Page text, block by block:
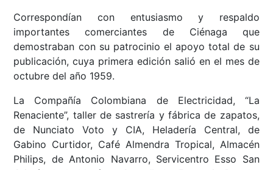
Correspondían con entusiasmo y respaldo
importantes comerciantes de Ciénaga que
demostraban con su patrocinio el apoyo total de su
publicación, cuya primera edición salió en el mes de
octubre del año 1959.
La Compañía Colombiana de Electricidad, “La
Renaciente”, taller de sastrería y fábrica de zapatos,
de Nunciato Voto y CIA, Heladería Central, de
Gabino Curtidor, Café Almendra Tropical, Almacén
Philips, de Antonio Navarro, Servicentro Esso San